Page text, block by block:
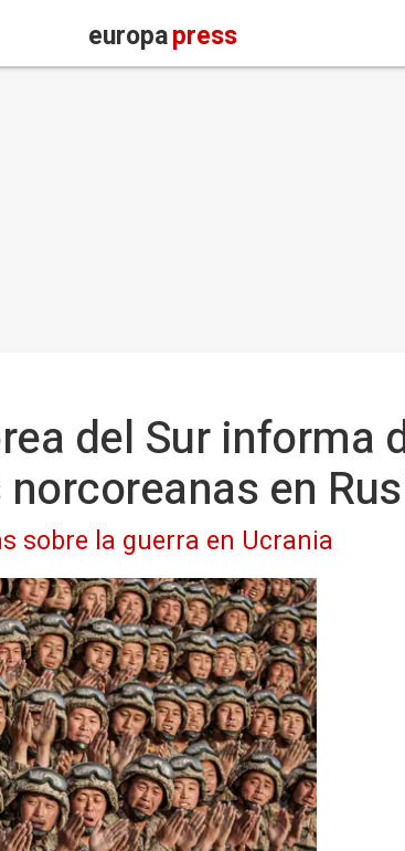
europapress
del Sur informa
en
sobre la guerra en Ucrania